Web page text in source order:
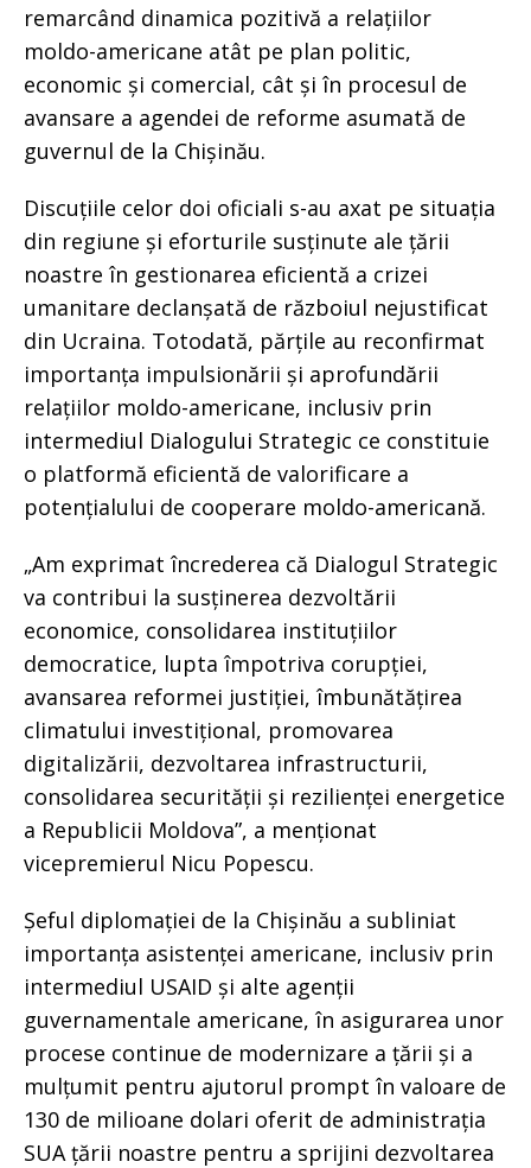
remarcând dinamica pozitivă a relațiilor
moldo-americane atât pe plan politic,
economic și comercial, cât și în procesul de
avansare a agendei de reforme asumată de
guvernul de la Chișinău.
Discuțiile celor doi oficiali s-au axat pe situația
din regiune și eforturile susținute ale țării
noastre în gestionarea eficientă a crizei
umanitare declanșată de războiul nejustificat
din Ucraina. Totodată, părțile au reconfirmat
importanța impulsionării și aprofundării
relațiilor moldo-americane, inclusiv prin
intermediul Dialogului Strategic ce constituie
o platformă eficientă de valorificare a
potențialului de cooperare moldo-americană.
„Am exprimat încrederea că Dialogul Strategic
va contribui la susținerea dezvoltării
economice, consolidarea instituțiilor
democratice, lupta împotriva corupției,
avansarea reformei justiției, îmbunătățirea
climatului investițional, promovarea
digitalizării, dezvoltarea infrastructurii,
consolidarea securității și rezilienței energetice
a Republicii Moldova”, a menționat
vicepremierul Nicu Popescu.
Șeful diplomației de la Chișinău a subliniat
importanța asistenței americane, inclusiv prin
intermediul USAID și alte agenții
guvernamentale americane, în asigurarea unor
procese continue de modernizare a țării și a
mulțumit pentru ajutorul prompt în valoare de
130 de milioane dolari oferit de administrația
SUA țării noastre pentru a sprijini dezvoltarea